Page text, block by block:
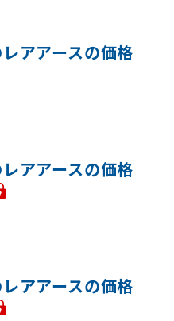
アアースの価格
アアースの価格
アアースの価格